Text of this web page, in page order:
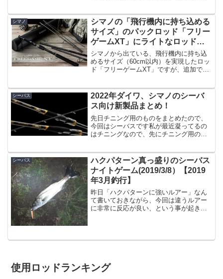
アルコナイトもPEラインを使う時に使わ
れるガイドリングで...
シマノ
シマノの「飛行機内に持ち込める
サイズ」のパックロッド「フリー
ゲームXT」にライトなロッドが
追加！
シマノから出ている、飛行機内に持ち込
めるサイズ（60cm以内）を実現したロッ
ド「フリーゲームXT」ですが、追加でラ
継のパックロッドを持っており、「携帯
性が高いという...
シーバス
2022年ダイワ、シマノのシーバ
ス向け新製品まとめ！
先日チニング用のものをまとめたので、
今回はシーバスです私が最近凝ってるの
はチニングなので、先にチニング用の新
てませんが、やる気はあるんです。やる
気は。という事でまずはダ...
シーバス
ハクパターン真っ盛りのシーバス
ナイトゲーム(2019/3/8）【2019
年3月釣行】
昨日「ハクパターンに強いルアー」なん
て書いておきながら、今回は違うルアー
に非常に反応が良い、という事が起きま
ん。釣り場到着今回もいつ...
使用ロッドランキング